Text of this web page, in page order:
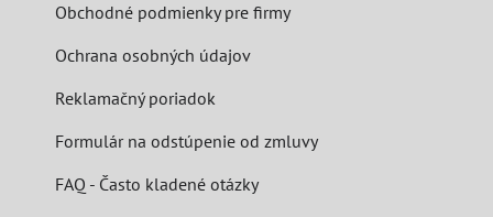
Obchodné podmienky pre firmy
Ochrana osobných údajov
Reklamačný poriadok
Formulár na odstúpenie od zmluvy
FAQ - Často kladené otázky